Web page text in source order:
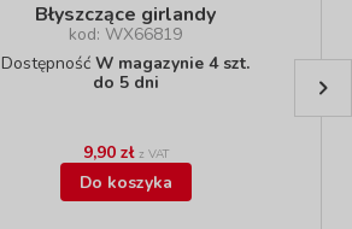
Błyszczące girlandy
kod: WX66819
DostępnośćW magazynie 4 szt.
do 5 dni
9,90 zł z VAT
Do koszyka